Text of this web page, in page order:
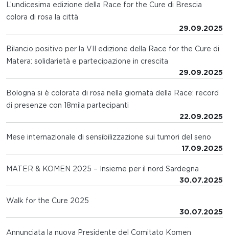
L’undicesima edizione della Race for the Cure di Brescia
colora di rosa la città
29.09.2025
Bilancio positivo per la VII edizione della Race for the Cure di
Matera: solidarietà e partecipazione in crescita
29.09.2025
Bologna si è colorata di rosa nella giornata della Race: record
di presenze con 18mila partecipanti
22.09.2025
Mese internazionale di sensibilizzazione sui tumori del seno
17.09.2025
MATER & KOMEN 2025 – Insieme per il nord Sardegna
30.07.2025
Walk for the Cure 2025
30.07.2025
Annunciata la nuova Presidente del Comitato Komen